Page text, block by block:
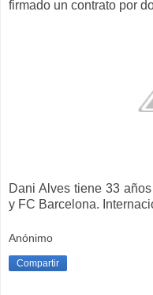
firmado un contrato por
Dani Alves tiene 33
y FC Barcelona.
Anónimo
Compartir